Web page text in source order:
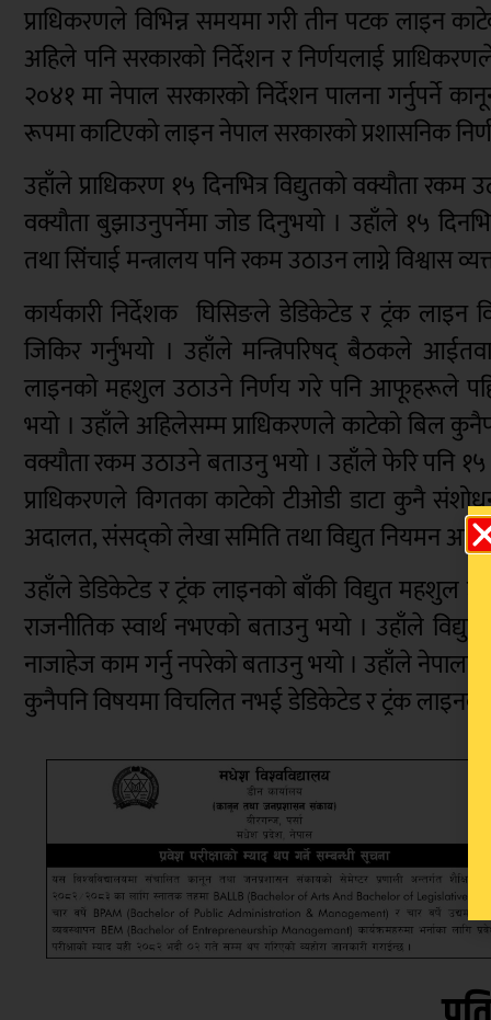
प्राधिकरणले विभिन्न समयमा गरी तीन पटक लाइन
अहिले पनि सरकारको निर्देशन र निर्णयलाई
२०४१ मा नेपाल सरकारको निर्देशन पालना गर्नुपर्ने
रूपमा काटिएको लाइन नेपाल सरकारको प्रशासनिक
उहाँले प्राधिकरण १५ दिनभित्र विद्युतको वक्यौता रकम
वक्यौता बुझाउनुपर्नेमा जोड दिनुभयो । उहाँले १५
तथा सिंचाई मन्त्रालय पनि रकम उठाउन लाग्ने विश्वास
कार्यकारी निर्देशक घिसिङले डेडिकेटेड र ट्रंक
जिकिर गर्नुभयो । उहाँले मन्त्रिपरिषद् बैठकले
लाइनको महशुल उठाउने निर्णय गरे पनि आफूहरूले
भयो । उहाँले अहिलेसम्म प्राधिकरणले काटेको बिल
वक्यौता रकम उठाउने बताउनु भयो । उहाँले फेरि पनि १५
प्राधिकरणले विगतका काटेको टीओडी डाटा कुनै
अदालत, संसद्को लेखा समिति तथा विद्युत नियमन
उहाँले डेडिकेटेड र ट्रंक लाइनको बाँकी विद्युत महशुल
राजनीतिक स्वार्थ नभएको बताउनु भयो । उहाँले
नाजाहेज काम गर्नु नपरेको बताउनु भयो । उहाँले
कुनैपनि विषयमा विचलित नभई डेडिकेटेड र ट्रंक